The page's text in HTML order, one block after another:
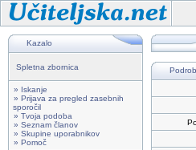
Kazalo
Spletna zbornica
» Iskanje
» Prijava za pregled zasebnih
sporočil
» Tvoja podoba
» Seznam članov
» Skupine uporabnikov
» Pomoč